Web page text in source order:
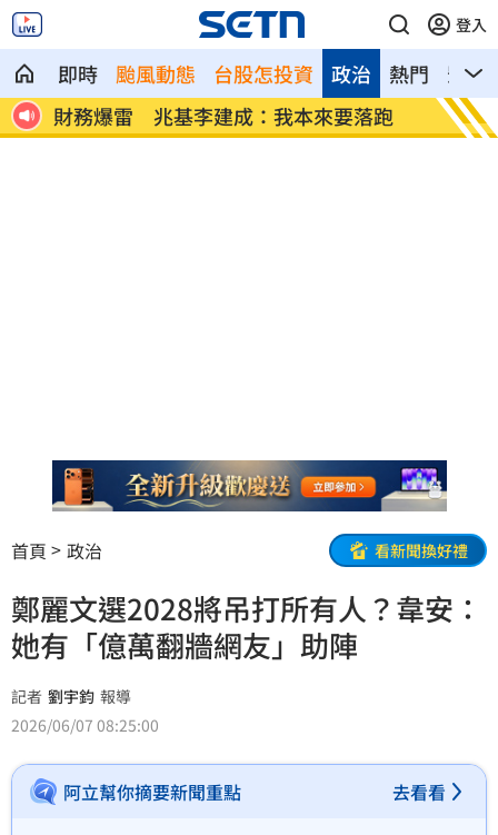
登入
即時 颱風動態 台股怎投資 熱門 影音
政治
話
財務爆雷 兆基李建成：我本來要落跑 以為
首頁 政治 看新聞換好禮
鄭麗文選2028將吊打所有人？韋安：
她有「億萬翻牆網友」助陣
記者 劉宇鈞 報導
2026/06/07 08:25:00
阿立幫你摘要新聞重點 去看看